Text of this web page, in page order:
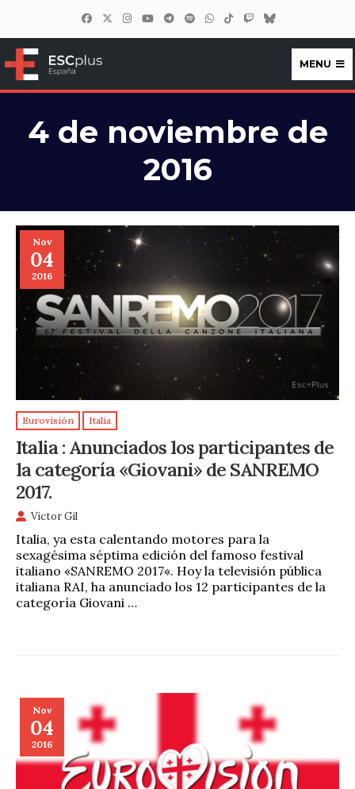
ESCplus España
MENU
4 de noviembre de
2016
Nov
04
2016
Eurovisión Italia
Italia : Anunciados los participantes de
la categoría «Giovani» de SANREMO
2017.
Victor Gil
Italia, ya esta calentando motores para la
sexagésima séptima edición del famoso festival
italiano «SANREMO 2017«. Hoy la televisión pública
italiana RAI, ha anunciado los 12 participantes de la
categoría Giovani …
Nov
04
2016